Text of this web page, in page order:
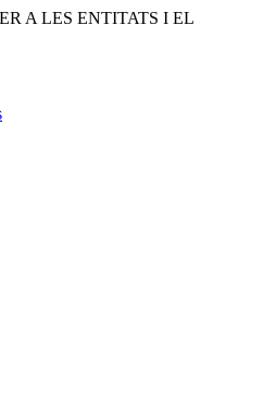
A LES ENTITATS I EL